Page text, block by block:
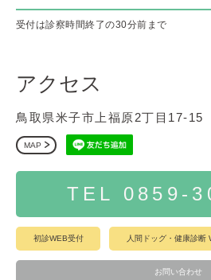
受付は診察時間終了の30分前まで
アクセス
鳥取県米子市上福原2丁目17-15
MAP
TEL 0859-
初診WEB受付 人間ドッグ・健康診断
お問い合わせ